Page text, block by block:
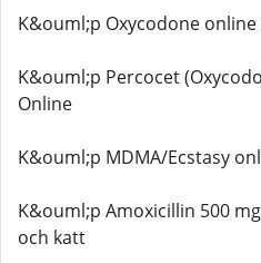
K&ouml;p Oxycodone
K&ouml;p Percocet
Online
K&ouml;p MDMA/Ecstasy
K&ouml;p Amoxicillin 500
och katt